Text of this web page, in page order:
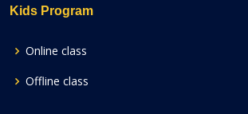
Kids Program
Online class
Offline class